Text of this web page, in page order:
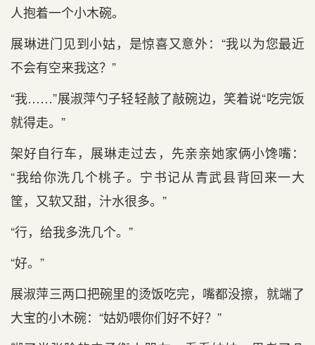
人抱着一个小木碗。
展琳进门见到小姑，是惊喜又意外：“我以为您最近
不会有空来我这？”
“我……”展淑萍勺子轻轻敲了敲碗边，笑着说“吃完饭
就得走。”
架好自行车，展琳走过去，先亲亲她家俩小馋嘴：
“我给你洗几个桃子。宁书记从青武县背回来一大
筐，又软又甜，汁水很多。”
“行，给我多洗几个。”
“好。”
展淑萍三两口把碗里的烫饭吃完，嘴都没擦，就端了
大宝的小木碗：“姑奶喂你们好不好？”